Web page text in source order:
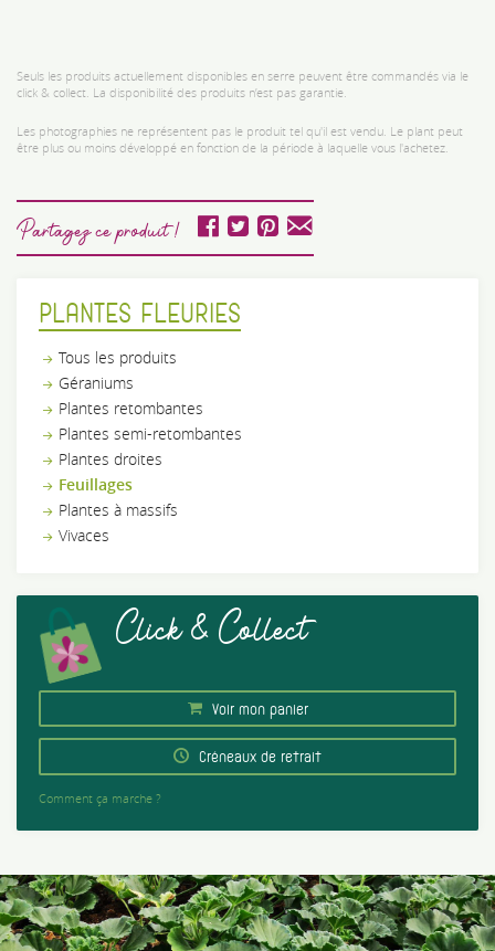
PLANTES FLEURIES
Tous les produits
Géraniums
Plantes retombantes
Plantes semi-retombantes
Plantes droites
Feuillages
Plantes à massifs
Vivaces
Click & Collect
Voir mon panier
Créneaux de retrait
Comment ça marche ?
Seuls les produits actuellement disponibles en serre peuvent être commandés via le
click & collect. La disponibilité des produits n’est pas garantie.
Les photographies ne représentent pas le produit tel qu'il est vendu. Le plant peut
être plus ou moins développé en fonction de la période à laquelle vous l'achetez.
Partagez ce produit !